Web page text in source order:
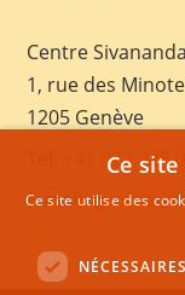
Centre
1, rue des
1205 Genève
+41 022 328
E-mail:
Ce
Ce site utilise des
NÉCESSAIRES